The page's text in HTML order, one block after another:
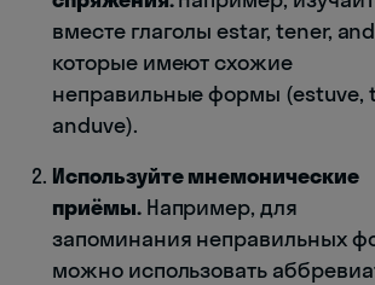
вместе глаголы estar, tener,
которые имеют схожие
неправильные формы (estuve,
anduve).
Используйте мнемонические
приёмы.Например, для
запоминания неправильных
можно использовать